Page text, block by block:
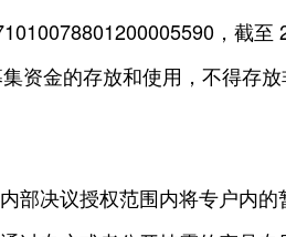
，截至
资金的存放和使用，不得存
部决议授权范围内将专户内